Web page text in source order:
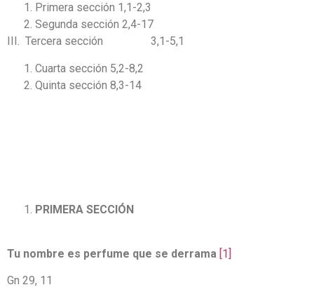
Primera sección 1,1-2,3
Segunda sección 2,4-17
III. Tercera sección 3,1-5,1
Cuarta sección 5,2-8,2
Quinta sección 8,3-14
PRIMERA SECCIÓN
Tu nombre es perfume que se derrama [1]
Gn 29, 11